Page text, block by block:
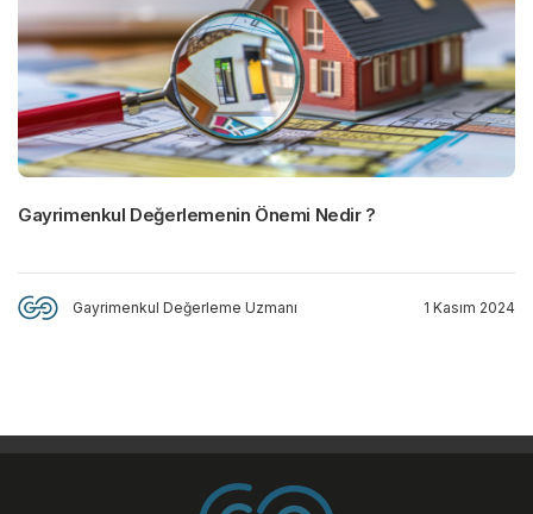
Gayrimenkul Değerlemenin Önemi Nedir ?
Gayrimenkul Değerleme Uzmanı 1 Kasım 2024